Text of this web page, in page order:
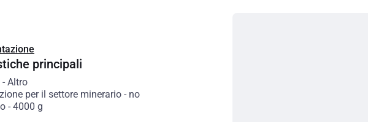
principali
- Altro
per il settore minerario- no
- 4000 g